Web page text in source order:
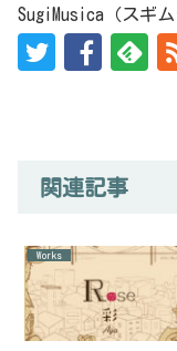
SugiMusica（スギ
関連記事
Works